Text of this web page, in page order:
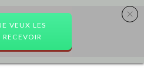
VEUX LES
RECEVOIR